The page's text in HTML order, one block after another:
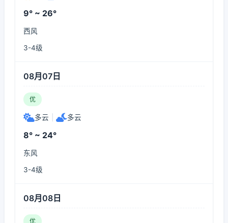
9° ~ 26°
西风
3-4级
08月07日
优
多云 多云
8° ~ 24°
东风
3-4级
08月08日
优